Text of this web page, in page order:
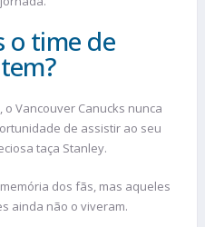
o time de
o Vancouver Canucks nunca
de assistir ao seu
taça Stanley.
dos fãs, mas aqueles
ainda não o viveram.